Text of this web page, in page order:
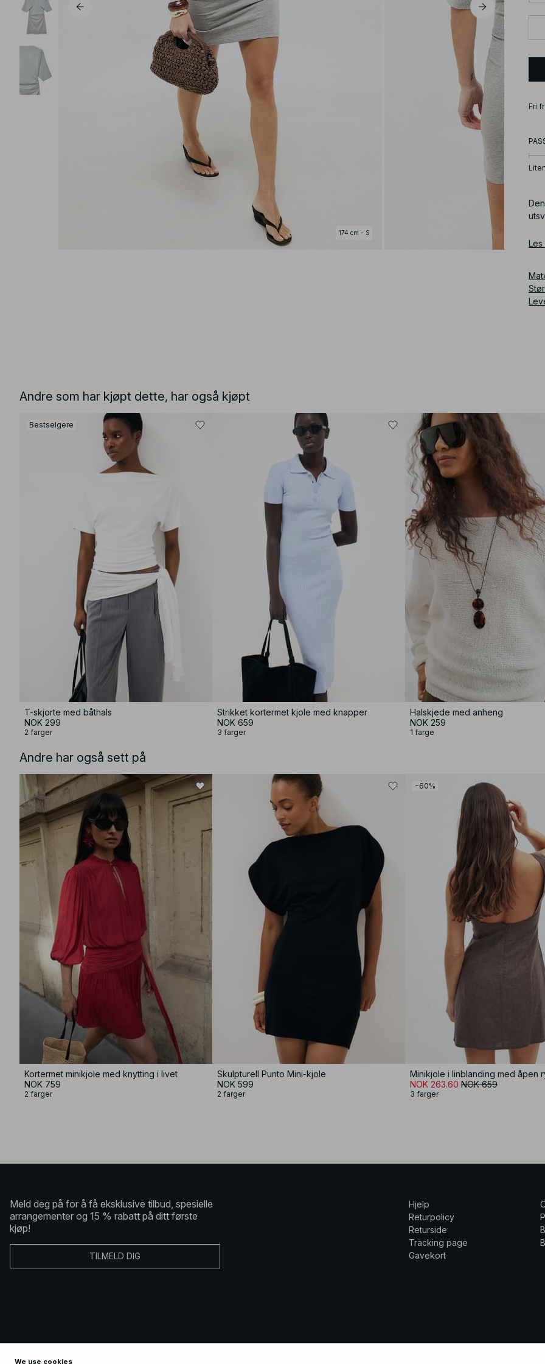
174 cm - S
Fri
Liten
Les
Andre som har kjøpt dette, har også kjøpt
Bestselgere
T-skjorte med båthals
NOK 299
2 farger
Strikket kortermet kjole med knapper
NOK 659
3 farger
Halskjede med anheng
NOK 259
1 farge
Andre har også sett på
Kortermet minikjole med knytting i livet
NOK 759
2 farger
Skulpturell Punto Mini-kjole
NOK 599
2 farger
−60%
Minikjole i linblanding med åpen
NOK 263.60 NOK 659
3 farger
Meld deg på for å få eksklusive tilbud, spesielle
arrangementer og 15 % rabatt på ditt første
kjøp!
TILMELD DIG
Hjelp
Returpolicy
Returside
Tracking page
Gavekort